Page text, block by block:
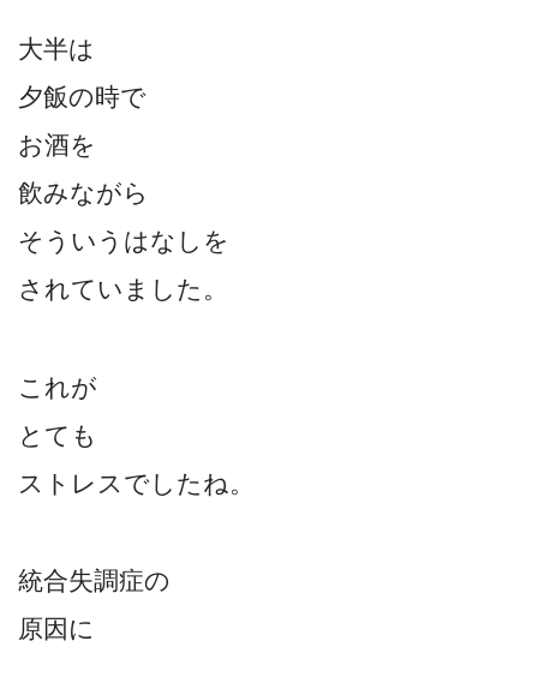
大半は
夕飯の時で
お酒を
飲みながら
そういうはなしを
されていました。
これが
とても
ストレスでしたね。
統合失調症の
原因に